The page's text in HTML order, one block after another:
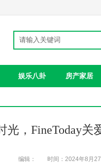
娱乐八卦 房产家居
光，FineToday关
编辑： 时间：2024年8月